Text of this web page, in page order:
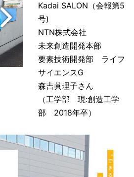
Kadai SALON（会報第5
号)
NTN株式会社
未来創造開発本部
要素技術開発部 ライフ
サイエンスG
森吉眞理子さん
（工学部 現:創造工学
部 2018年卒）